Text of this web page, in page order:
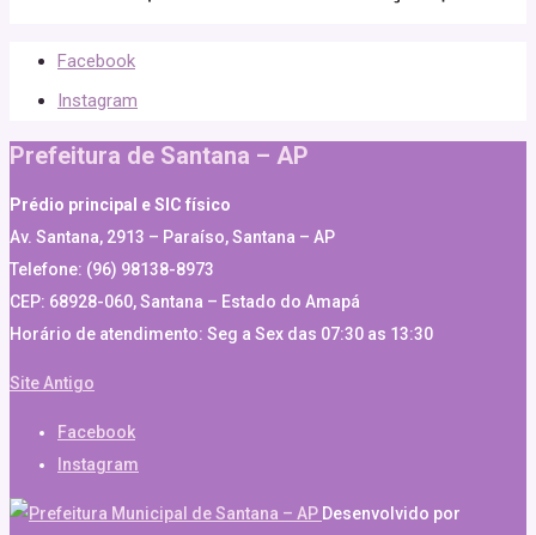
Facebook
Instagram
Prefeitura de Santana – AP
Prédio principal e SIC físico
Av. Santana, 2913 – Paraíso, Santana – AP
Telefone: (96) 98138-8973
CEP: 68928-060, Santana – Estado do Amapá
Horário de atendimento: Seg a Sex das 07:30 as 13:30
Site Antigo
Facebook
Instagram
Desenvolvido por